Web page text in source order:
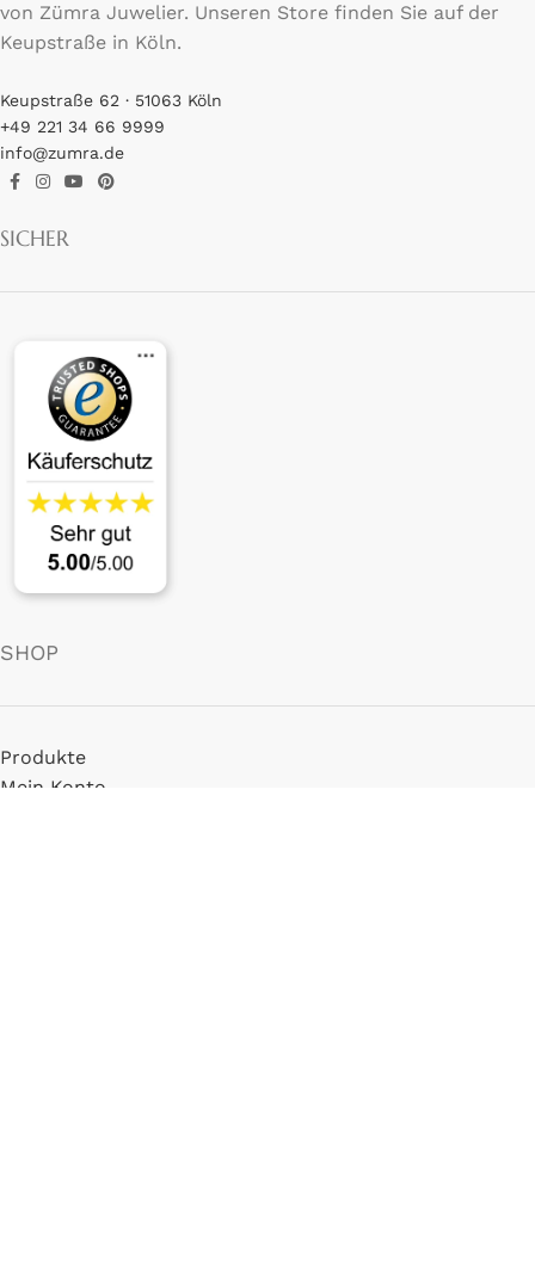
von Zümra Juwelier. Unseren Store finden Sie auf der
Keupstraße in Köln.
Keupstraße 62 · 51063 Köln
+49 221 34 66 9999
info@zumra.de
SICHER
SHOP
Produkte
Mein Konto